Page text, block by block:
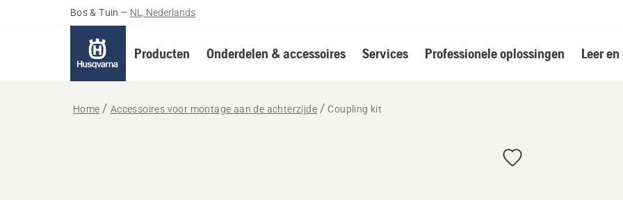
Bos & Tuin – NL, Nederlands
Producten Onderdelen & accessoires Services Professionele oplossingen Leer
Home Accessoires voor montage aan de achterzijde Coupling kit